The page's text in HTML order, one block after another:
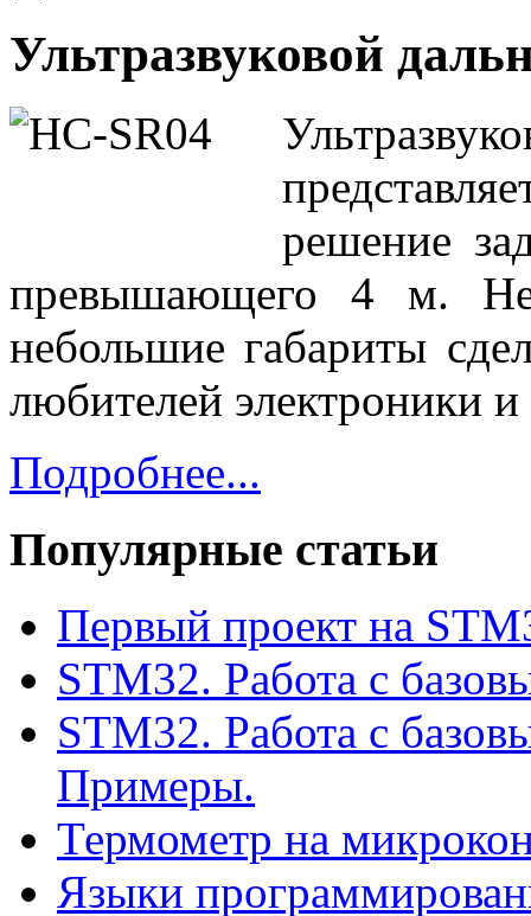
Ультразвуковой
решение
превышающего 4 м.
небольшие габариты
любителей электроники
Подробнее...
Популярные статьи
Первый проект на
STM32. Работа с
STM32. Работа с
Примеры.
Термометр на
Языки